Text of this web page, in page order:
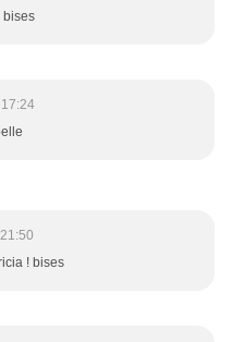
bises
! bises